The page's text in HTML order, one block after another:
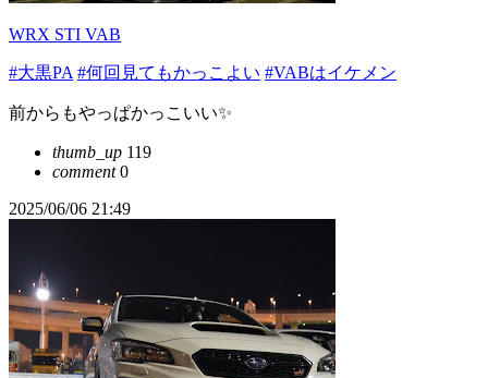
WRX STI VAB
#大黒PA #何回見てもかっこよい #VABはイケメン
前からもやっぱかっこいい✨️
thumb_up 119
comment0
2025/06/06 21:49